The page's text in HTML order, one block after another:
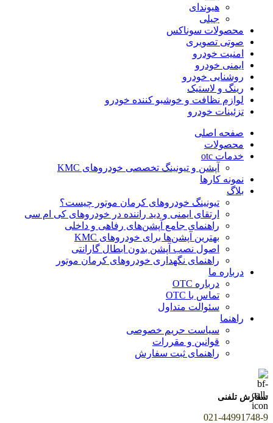
هیوندای
جیلی
محصولات سوناکس
صوتی تصویری
امنیت خودرو
ایمنی خودرو
روشنایی خودرو
رینگ و لاستیک
لوازم نظافت و خوشبو کننده خودرو
تزئینات خودرو
صفحه اصلی
محصولات
خدمات otc
آپشن و تیونینگ تخصصی خودروهای KMC
نمونه کارها
بلاگ
تیونینگ خودروهای کرمان موتور چیست؟
ارتقای ایمنی و دید راننده در خودروهای کی ام سی
راهنمای جامع آپشن‌های رفاهی و داخلی
بهترین آپشن‌ها برای خودروهای KMC
اصول نصب آپشن بدون ابطال گارانتی
راهنمای نگهداری خودروهای کرمان موتور
درباره ما
درباره OTC
تماس با OTC
سئوالت متداول
راهنما
سیاست حریم خصوصی
قوانین و مقررات
راهنمای ثبت سفارش
سفارش تلفنی
021-44991748-9